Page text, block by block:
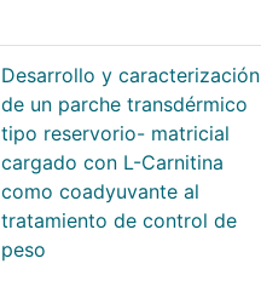
Desarrollo y caracterización
de un parche transdérmico
tipo reservorio- matricial
cargado con L-Carnitina
como coadyuvante al
tratamiento de control de
peso